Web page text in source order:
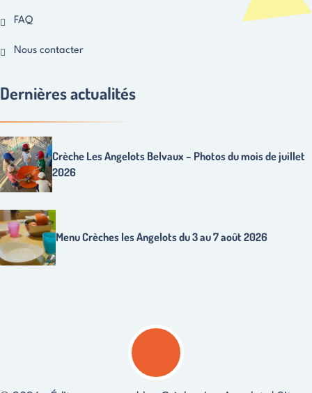
FAQ
Nous contacter
Dernières actualités
Crèche Les Angelots Belvaux – Photos du mois de juillet
2026
Menu Crèches les Angelots du 3 au 7 août 2026